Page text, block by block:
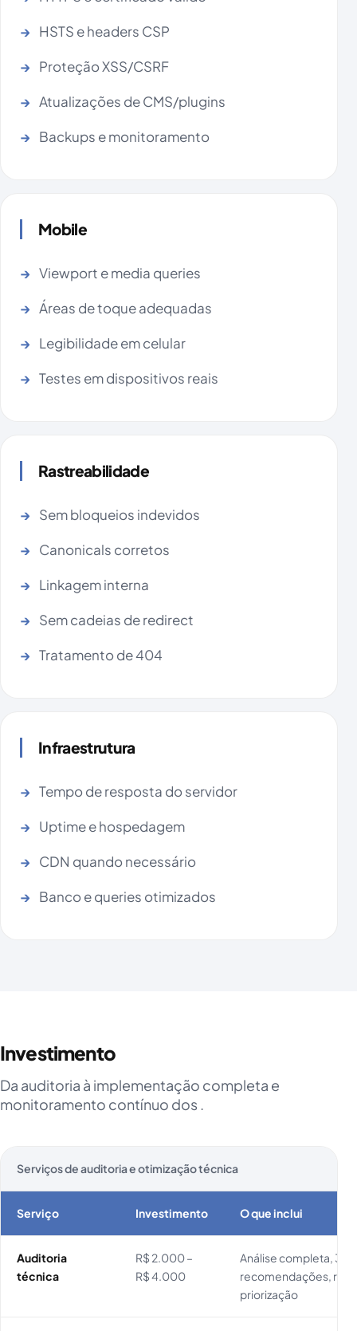
HSTS e headers CSP
Proteção XSS/CSRF
Atualizações de CMS/plugins
Backups e monitoramento
Mobile
Viewport e media queries
Áreas de toque adequadas
Legibilidade em celular
Testes em dispositivos reais
Rastreabilidade
Sem bloqueios indevidos
Canonicals corretos
Linkagem interna
Sem cadeias de redirect
Tratamento de 404
Infraestrutura
Tempo de resposta do servidor
Uptime e hospedagem
CDN quando necessário
Banco e queries otimizados
Investimento
Da auditoria à implementação completa e
monitoramento contínuo dos .
Serviços de auditoria e otimização técnica
Serviço Investimento O que inclui
Auditoria
técnica
R$ 2.000 –
R$ 4.000
Análise completa,
recomendações,
priorização